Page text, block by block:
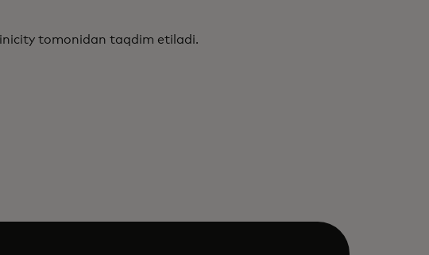
tomonidan taqdim etiladi.